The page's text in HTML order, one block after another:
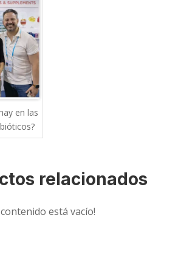
en las
relacionados
contenido está vacío!